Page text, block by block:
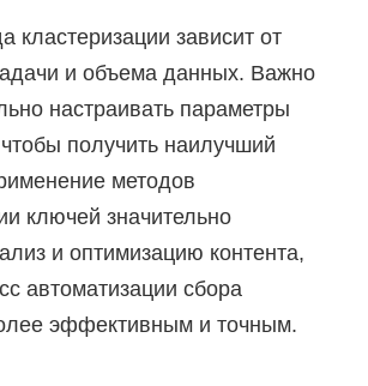
кластеризации зависит от
и объема данных. Важно
настраивать параметры
получить наилучший
методов
ключей значительно
и оптимизацию контента,
автоматизации сбора
эффективным и точным.